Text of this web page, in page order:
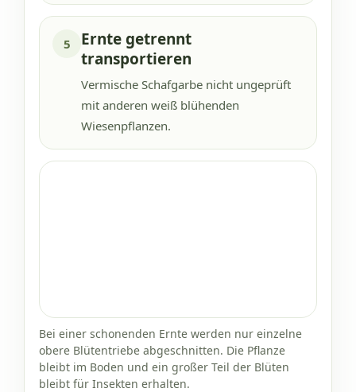
5
Ernte getrennt
transportieren
Vermische Schafgarbe nicht ungeprüft
mit anderen weiß blühenden
Wiesenpflanzen.
Bei einer schonenden Ernte werden nur einzelne
obere Blütentriebe abgeschnitten. Die Pflanze
bleibt im Boden und ein großer Teil der Blüten
bleibt für Insekten erhalten.